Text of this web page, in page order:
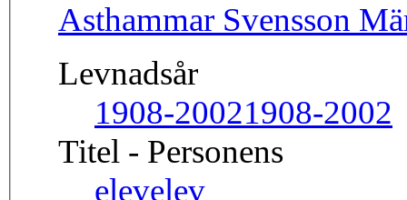
Asthammar Svensson
Levnadsår
1908-20021908-2002
Titel - Personens
elevelev